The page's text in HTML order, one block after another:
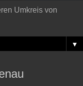
Umkreis von
▼